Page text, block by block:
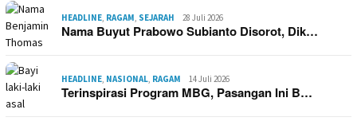
HEADLINE RAGAM SEJARAH 28 Juli 2026
Nama Buyut Prabowo Subianto Disorot, Dik…
HEADLINE NASIONAL RAGAM 14 Juli 2026
Terinspirasi Program MBG, Pasangan Ini B…